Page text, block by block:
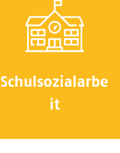
Schulsozialarbe
it